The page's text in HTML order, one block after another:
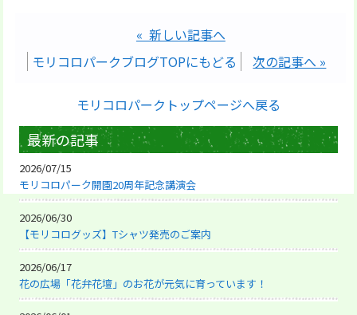
« 新しい記事へ
モリコロパークブログTOPにもどる
次の記事へ »
モリコロパークトップページへ戻る
最新の記事
2026/07/15
モリコロパーク開園20周年記念講演会
2026/06/30
【モリコログッズ】Tシャツ発売のご案内
2026/06/17
花の広場「花弁花壇」のお花が元気に育っています！